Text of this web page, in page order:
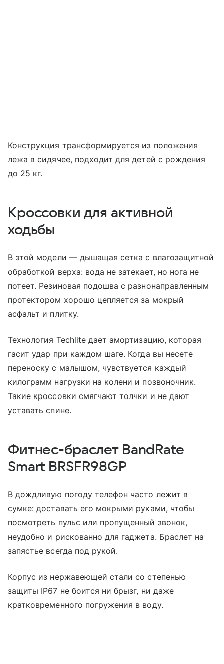
Конструкция трансформируется из положения
лежа в сидячее, подходит для детей с рождения
до 25 кг.
Кроссовки для активной
ходьбы
В этой модели — дышащая сетка с влагозащитной
обработкой верха: вода не затекает, но нога не
потеет. Резиновая подошва с разнонаправленным
протектором хорошо цепляется за мокрый
асфальт и плитку.
Технология Techlite дает амортизацию, которая
гасит удар при каждом шаге. Когда вы несете
переноску с малышом, чувствуется каждый
килограмм нагрузки на колени и позвоночник.
Такие кроссовки смягчают толчки и не дают
уставать спине.
Фитнес-браслет BandRate
Smart BRSFR98GP
В дождливую погоду телефон часто лежит в
сумке: доставать его мокрыми руками, чтобы
посмотреть пульс или пропущенный звонок,
неудобно и рискованно для гаджета. Браслет на
запястье всегда под рукой.
Корпус из нержавеющей стали со степенью
защиты IP67 не боится ни брызг, ни даже
кратковременного погружения в воду.